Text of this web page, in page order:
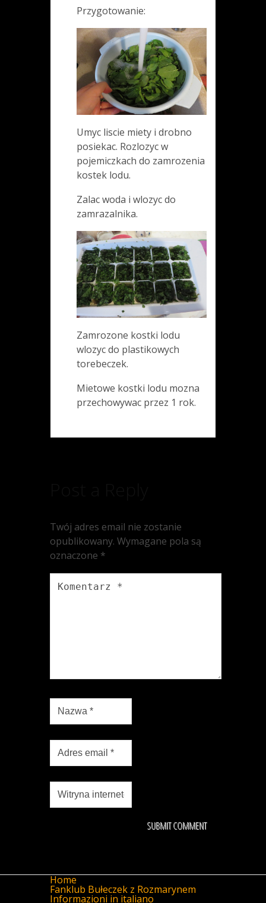
Przygotowanie:
Umyc liscie miety i drobno
posiekac. Rozlozyc w
pojemiczkach do zamrozenia
kostek lodu.
Zalac woda i wlozyc do
zamrazalnika.
Zamrozone kostki lodu
wlozyc do plastikowych
torebeczek.
Mietowe kostki lodu mozna
przechowywac przez 1 rok.
Twój adres email nie zostanie
opublikowany. Wymagane pola są
oznaczone *
Home
Fanklub Bułeczek z Rozmarynem
Informazioni in italiano